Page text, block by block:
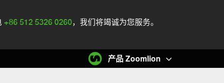
+86 512 5326 0260，我们将竭诚为您服务。
产品 Zoomlion